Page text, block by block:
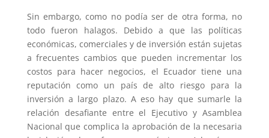
Sin embargo, como no podía ser de otra forma, no
todo fueron halagos. Debido a que las políticas
económicas, comerciales y de inversión están sujetas
a frecuentes cambios que pueden incrementar los
costos para hacer negocios, el Ecuador tiene una
reputación como un país de alto riesgo para la
inversión a largo plazo. A eso hay que sumarle la
relación desafiante entre el Ejecutivo y Asamblea
Nacional que complica la aprobación de la necesaria